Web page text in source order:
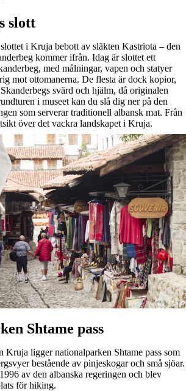
slott
i Kruja bebott av släkten Kastriota – den
kommer ifrån. Idag är slottet ett
med målningar, vapen och statyer
mot ottomanerna. De flesta är dock kopior,
svärd och hjälm, då originalen
i museet kan du slå dig ner på den
som serverar traditionell albansk mat. Från
över det vackra landskapet i Kruja.
Shtame pass
Kruja ligger nationalparken Shtame pass som
bestående av pinjeskogar och små sjöar.
av den albanska regeringen och blev
för hiking.